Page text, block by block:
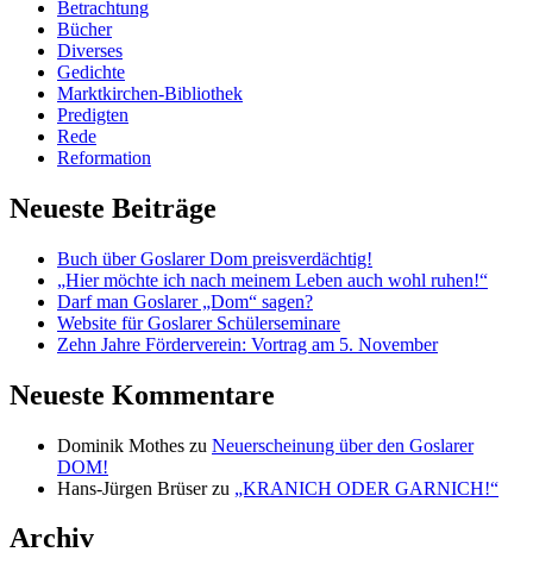
Betrachtung
Bücher
Diverses
Gedichte
Marktkirchen-Bibliothek
Predigten
Rede
Reformation
Neueste Beiträge
Buch über Goslarer Dom preisverdächtig!
„Hier möchte ich nach meinem Leben auch wohl ruhen!“
Darf man Goslarer „Dom“ sagen?
Website für Goslarer Schülerseminare
Zehn Jahre Förderverein: Vortrag am 5. November
Neueste Kommentare
Dominik Mothes zu Neuerscheinung über den Goslarer
DOM!
Hans-Jürgen Brüserzu „KRANICH ODER GARNICH!“
Archiv